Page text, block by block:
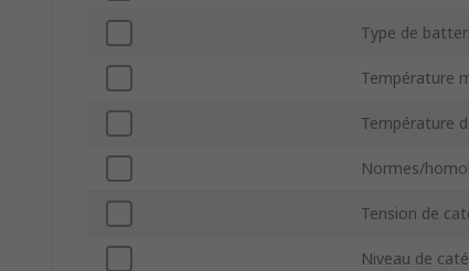
Type de
Température
Température
Normes/
Tension de
Niveau de